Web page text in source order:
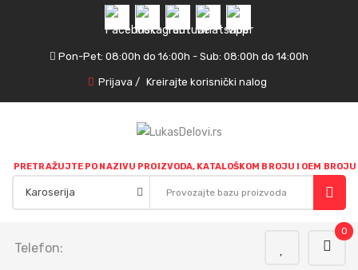
Pon-Pet: 08:00h do 16:00h - Sub: 08:00h do 14:00h
Prijava / Kreirajte korisnički nalog
PRETRAŽUJTE PO NAZIVU PROIZVODA, KATALOŠKOM BROJU I OEM BROJU
0
Telefon: